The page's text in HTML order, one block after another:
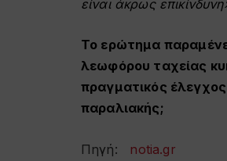
είναι άκρως
Το ερώτημα
λεωφόρου ταχείας
πραγματικός
παραλιακής;
Πηγή: notia.gr